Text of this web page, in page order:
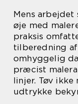
Mens
øje med
praksis
tilberedning
omhyggelig
præcist
linjer. Tøv
udtrykke